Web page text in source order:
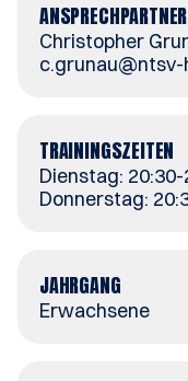
Christopher
TRAININGSZEITEN
Dienstag:
Donnerstag:
JAHRGANG
Erwachsene